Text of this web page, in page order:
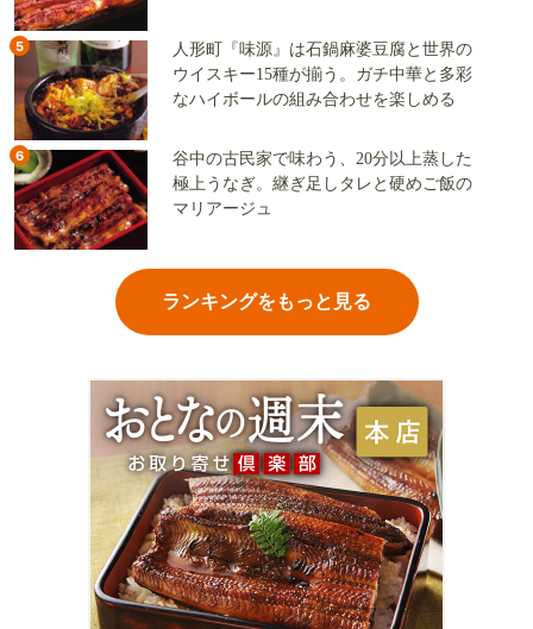
5
人形町『味源』は石鍋麻婆豆腐と世界の
ウイスキー15種が揃う。ガチ中華と多彩
なハイボールの組み合わせを楽しめる
6
谷中の古民家で味わう、20分以上蒸した
極上うなぎ。継ぎ足しタレと硬めご飯の
マリアージュ
ランキングをもっと見る